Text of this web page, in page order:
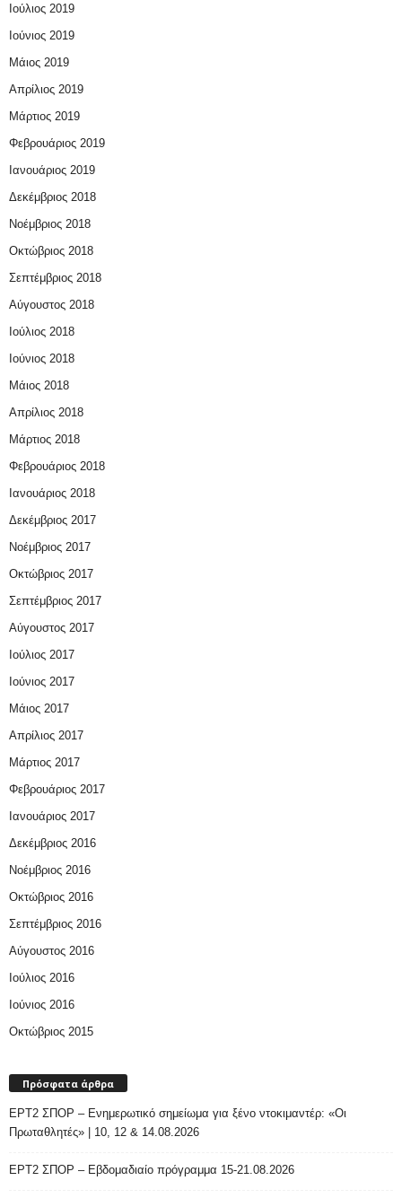
Ιούλιος 2019
Ιούνιος 2019
Μάιος 2019
Απρίλιος 2019
Μάρτιος 2019
Φεβρουάριος 2019
Ιανουάριος 2019
Δεκέμβριος 2018
Νοέμβριος 2018
Οκτώβριος 2018
Σεπτέμβριος 2018
Αύγουστος 2018
Ιούλιος 2018
Ιούνιος 2018
Μάιος 2018
Απρίλιος 2018
Μάρτιος 2018
Φεβρουάριος 2018
Ιανουάριος 2018
Δεκέμβριος 2017
Νοέμβριος 2017
Οκτώβριος 2017
Σεπτέμβριος 2017
Αύγουστος 2017
Ιούλιος 2017
Ιούνιος 2017
Μάιος 2017
Απρίλιος 2017
Μάρτιος 2017
Φεβρουάριος 2017
Ιανουάριος 2017
Δεκέμβριος 2016
Νοέμβριος 2016
Οκτώβριος 2016
Σεπτέμβριος 2016
Αύγουστος 2016
Ιούλιος 2016
Ιούνιος 2016
Οκτώβριος 2015
Πρόσφατα άρθρα
ΕΡΤ2 ΣΠΟΡ – Ενημερωτικό σημείωμα για ξένο ντοκιμαντέρ: «Οι
Πρωταθλητές» | 10, 12 & 14.08.2026
ΕΡΤ2 ΣΠΟΡ – Εβδομαδιαίο πρόγραμμα 15-21.08.2026